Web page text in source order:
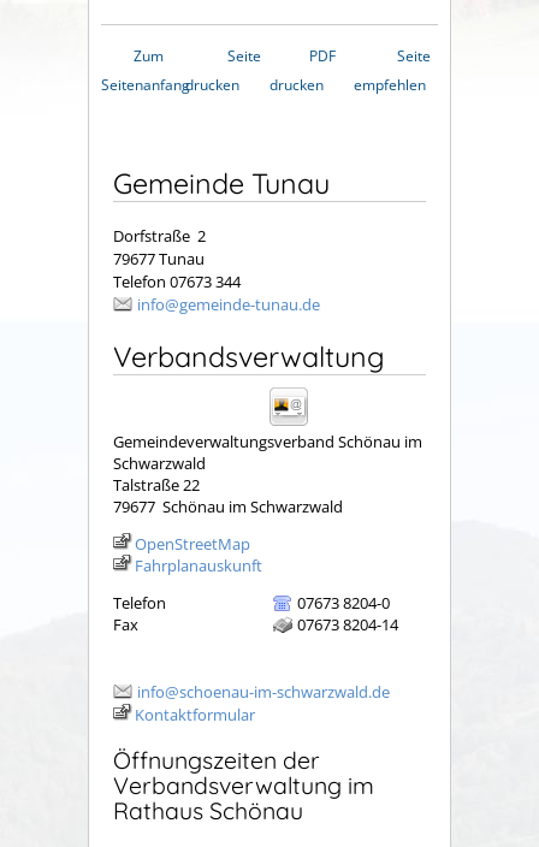
Zum
Seitenanfang
Seite
drucken
PDF
drucken
Seite
empfehlen
Gemeinde Tunau
Dorfstraße 2
79677 Tunau
Telefon 07673 344
info@gemeinde-tunau.de
Verbandsverwaltung
Gemeindeverwaltungsverband Schönau im
Schwarzwald
Talstraße 22
79677 Schönau im Schwarzwald
OpenStreetMap
Fahrplanauskunft
Telefon
07673 8204-0
Fax
07673 8204-14
info@schoenau-im-schwarzwald.de
Kontaktformular
Öffnungszeiten der
Verbandsverwaltung im
Rathaus Schönau